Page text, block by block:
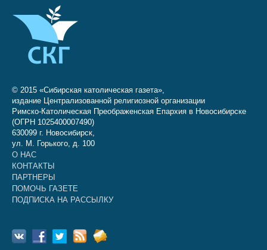
© 2015 «Сибирская католическая газета»,
издание Централизованной религиозной организации
Римско-Католическая Преображенская Епархия в Новосибирске
(ОГРН 1025400007490)
630099 г. Новосибирск,
ул. М. Горького, д. 100
О НАС
КОНТАКТЫ
ПАРТНЕРЫ
ПОМОЧЬ ГАЗЕТЕ
ПОДПИСКА НА РАССЫЛКУ